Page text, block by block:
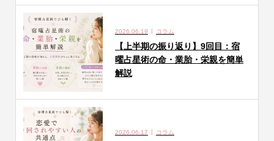
2026.06.19 コラム
【上半期の振り返り】9回目：宿
曜占星術の命・業胎・栄親を簡単
解説
2026.06.17 コラム